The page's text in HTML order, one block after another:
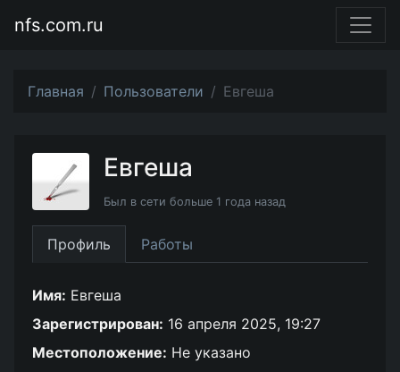
nfs.com.ru
Главная Пользователи Евгеша
Евгеша
Был в сети больше 1 года назад
Профиль Работы
Имя: Евгеша
Зарегистрирован: 16 апреля 2025, 19:27
Местоположение: Не указано